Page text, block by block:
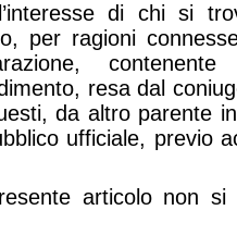
di chi si
per ragioni
contenente
resa dal
da altro parente
ufficiale, previo
articolo non si